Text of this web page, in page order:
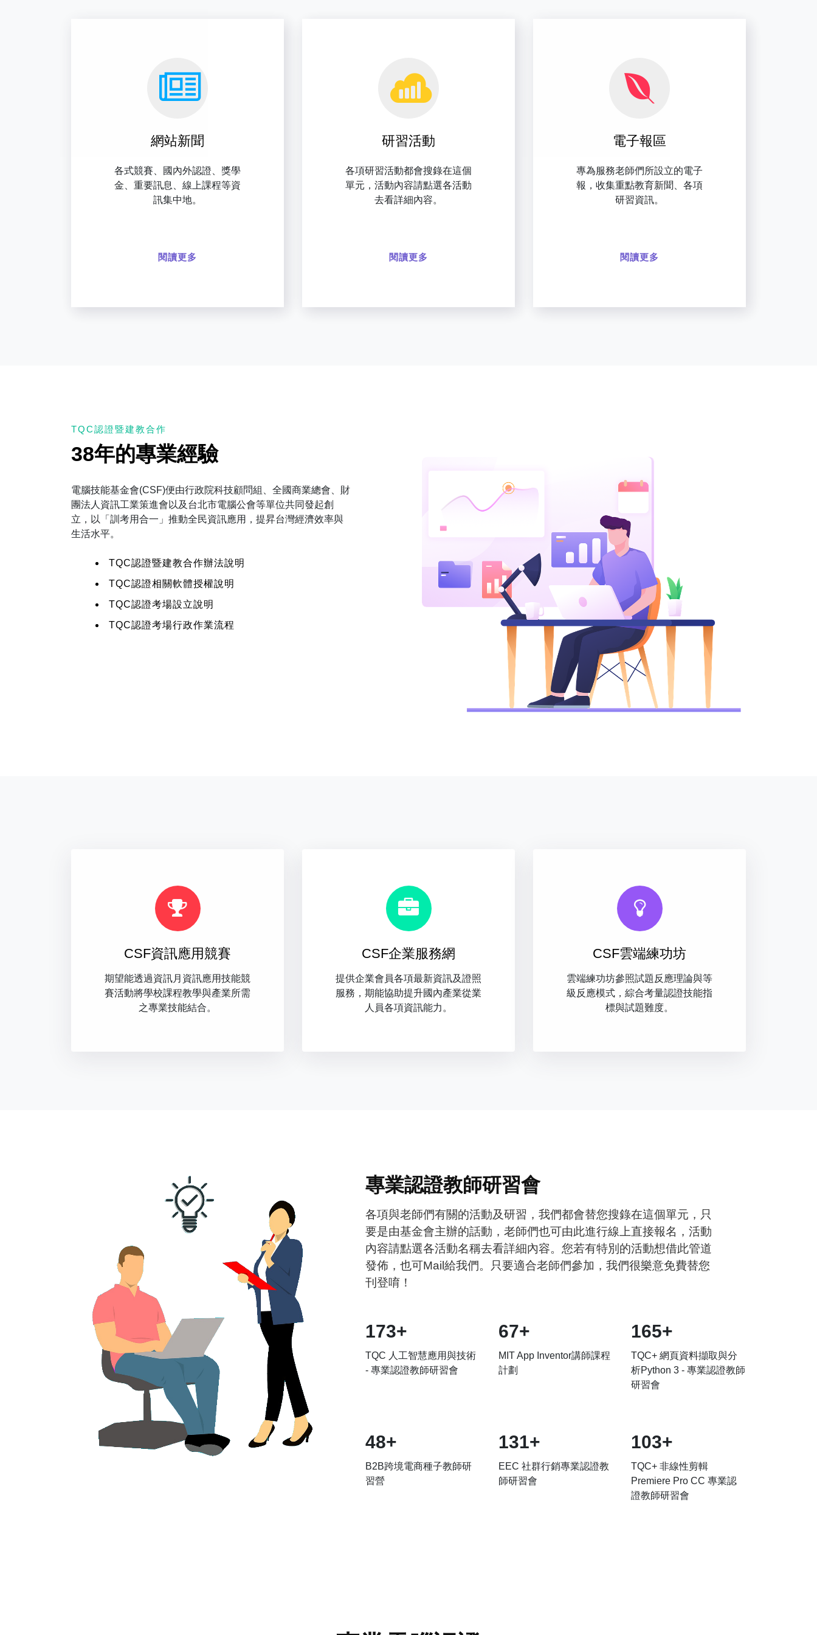
網站新聞
各式競賽、國內外認證、獎學
金、重要訊息、線上課程等資
訊集中地。
閱讀更多
研習活動
各項研習活動都會搜錄在這個
單元，活動內容請點選各活動
去看詳細內容。
閱讀更多
電子報區
專為服務老師們所設立的電子
報，收集重點教育新聞、各項
研習資訊。
閱讀更多
TQC認證暨建教合作
38年的專業經驗
電腦技能基金會(CSF)便由行政院科技顧問組、全國商業總會、財
團法人資訊工業策進會以及台北市電腦公會等單位共同發起創
立，以「訓考用合一」推動全民資訊應用，提昇台灣經濟效率與
生活水平。
TQC認證暨建教合作辦法說明
TQC認證相關軟體授權說明
TQC認證考場設立說明
TQC認證考場行政作業流程
CSF資訊應用競賽
期望能透過資訊月資訊應用技能競
賽活動將學校課程教學與產業所需
之專業技能結合。
CSF企業服務網
提供企業會員各項最新資訊及證照
服務，期能協助提升國內產業從業
人員各項資訊能力。
CSF雲端練功坊
雲端練功坊參照試題反應理論與等
級反應模式，綜合考量認證技能指
標與試題難度。
專業認證教師研習會
各項與老師們有關的活動及研習，我們都會替您搜錄在這個單元，只
要是由基金會主辦的話動，老師們也可由此進行線上直接報名，活動
內容請點選各活動名稱去看詳細內容。您若有特別的活動想借此管道
發佈，也可Mail給我們。只要適合老師們參加，我們很樂意免費替您
刊登唷！
173+
TQC 人工智慧應用與技術
- 專業認證教師研習會
68+
MIT App Inventor講師課程
計劃
165+
TQC+ 網頁資料擷取與分
析Python 3 - 專業認證教師
研習會
48+
B2B跨境電商種子教師研
習營
132+
EEC 社群行銷專業認證教
師研習會
103+
TQC+ 非線性剪輯
Premiere Pro CC 專業認
證教師研習會